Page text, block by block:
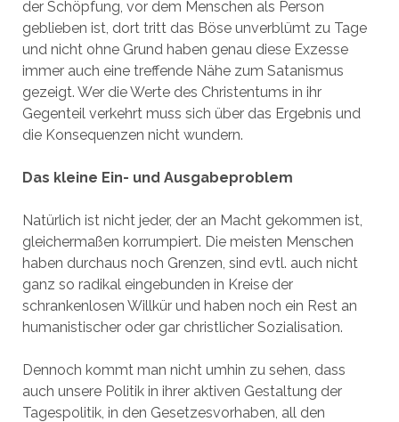
der Schöpfung, vor dem Menschen als Person
geblieben ist, dort tritt das Böse unverblümt zu Tage
und nicht ohne Grund haben genau diese Exzesse
immer auch eine treffende Nähe zum Satanismus
gezeigt. Wer die Werte des Christentums in ihr
Gegenteil verkehrt muss sich über das Ergebnis und
die Konsequenzen nicht wundern.
Das kleine Ein- und Ausgabeproblem
Natürlich ist nicht jeder, der an Macht gekommen ist,
gleichermaßen korrumpiert. Die meisten Menschen
haben durchaus noch Grenzen, sind evtl. auch nicht
ganz so radikal eingebunden in Kreise der
schrankenlosen Willkür und haben noch ein Rest an
humanistischer oder gar christlicher Sozialisation.
Dennoch kommt man nicht umhin zu sehen, dass
auch unsere Politik in ihrer aktiven Gestaltung der
Tagespolitik, in den Gesetzesvorhaben, all den